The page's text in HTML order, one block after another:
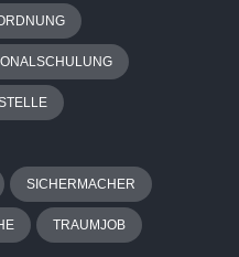
SICHERMACHER
TRAUMJOB